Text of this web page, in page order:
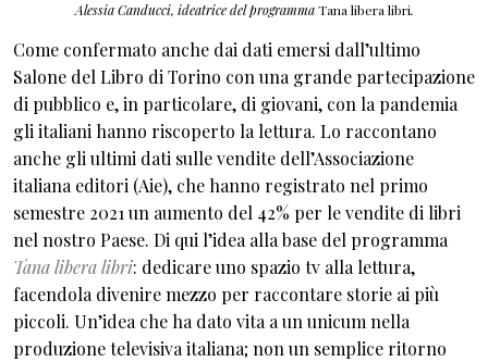
Alessia Canducci, ideatrice del programmaTana libera libri.
Come confermato anche dai dati emersi dall’ultimo
Salone del Libro di Torino con una grande partecipazione
di pubblico e, in particolare, di giovani, con la pandemia
gli italiani hanno riscoperto la lettura. Lo raccontano
anche gli ultimi dati sulle vendite dell’Associazione
italiana editori (Aie), che hanno registrato nel primo
semestre 2021 un aumento del 42% per le vendite di libri
nel nostro Paese. Di qui l’idea alla base del programma
Tana libera libri: dedicare uno spazio tv alla lettura,
facendola divenire mezzo per raccontare storie ai più
piccoli. Un’idea che ha dato vita a un unicum nella
produzione televisiva italiana; non un semplice ritorno